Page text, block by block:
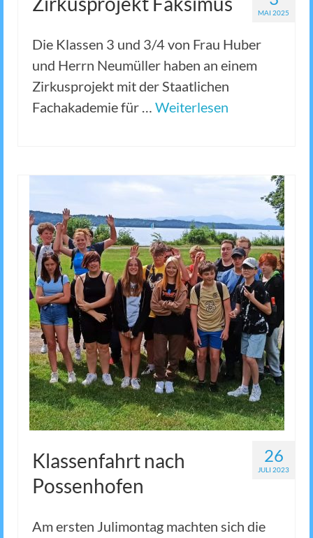
MAI 2025
Die Klassen 3 und 3/4 von Frau Huber
und Herrn Neumüller haben an einem
Zirkusprojekt mit der Staatlichen
Fachakademie für … Weiterlesen
26
JULI 2023
Klassenfahrt nach
Possenhofen
Am ersten Julimontag machten sich die